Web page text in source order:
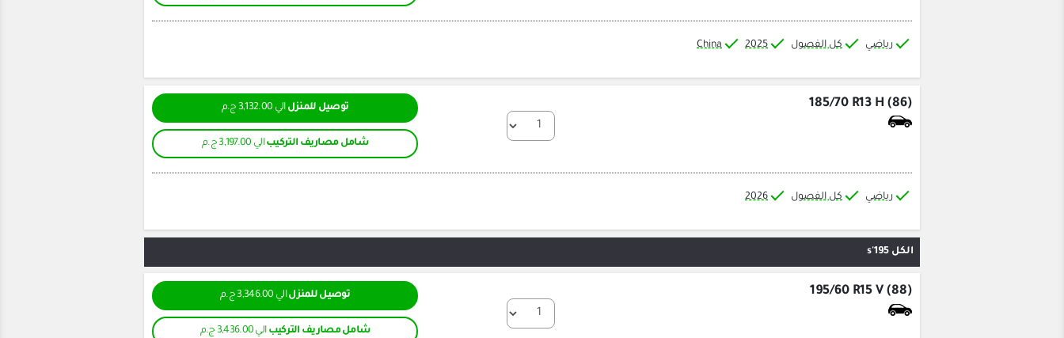
رياضي كل الفصول 2025
China
185/70 R13 H (86) توصيل للمنزلالي 3,132.00 ج.م
شامل مصاريف التركيبالي 3,197.00 ج.م
رياضي كل الفصول 2026
الكل 195's
195/60 R15 V (88) توصيل للمنزلالي 3,346.00 ج.م
شامل مصاريف التركيبالي 3,436.00 ج.م